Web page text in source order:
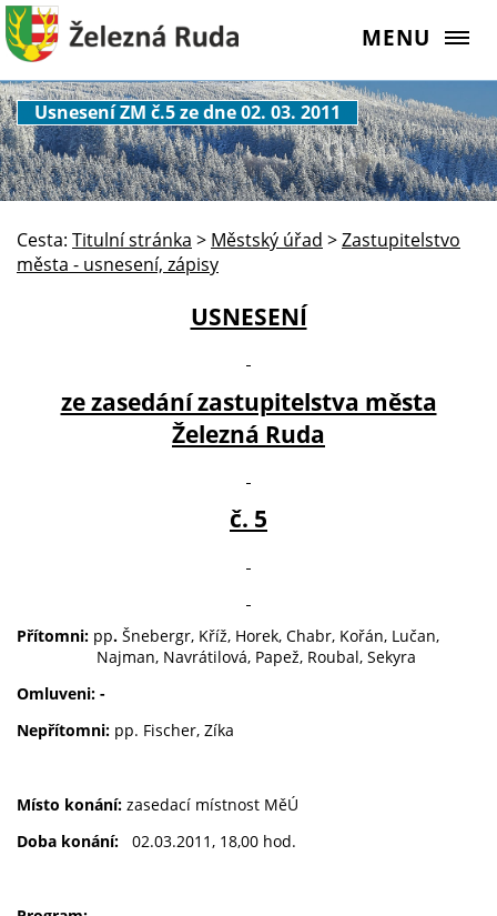
MENU
Usnesení ZM č.5 ze dne 02. 03. 2011
Cesta: Titulní stránka > Městský úřad >Zastupitelstvo
města - usnesení, zápisy
USNESENÍ
ze zasedání zastupitelstva města
Železná Ruda
č. 5
Přítomni: pp. Šnebergr, Kříž, Horek, Chabr, Kořán, Lučan,
Najman, Navrátilová, Papež, Roubal, Sekyra
Omluveni: -
Nepřítomni: pp. Fischer, Zíka
Místo konání: zasedací místnost MěÚ
Doba konání: 02.03.2011, 18,00 hod.